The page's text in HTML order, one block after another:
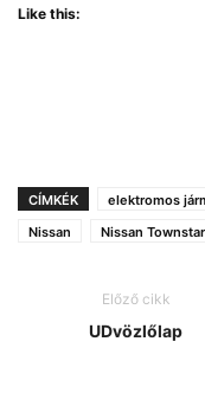
Like this:
CÍMKÉK elektromos
Nissan
Nissan Townstar
Előző cikk
UDvözlőlap